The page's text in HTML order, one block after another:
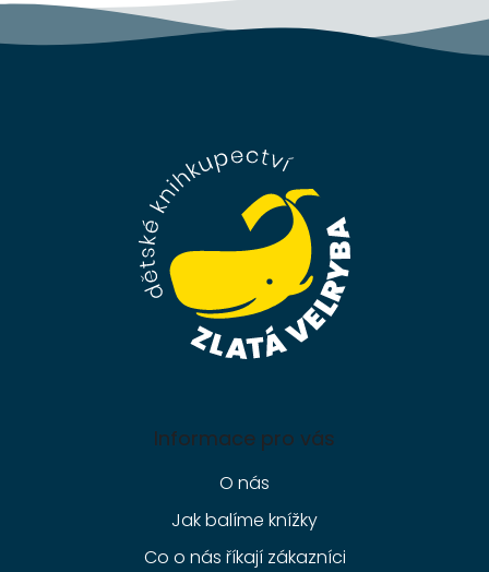
Informace pro vás
O nás
Jak balíme knížky
Co o nás říkají zákazníci